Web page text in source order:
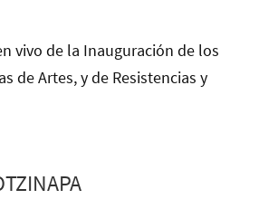
vivo de la Inauguración de los
de Artes, y de Resistencias y